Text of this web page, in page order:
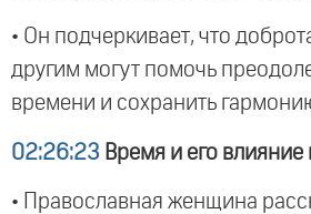
• Он подчеркивает, что
другим могут помочь
времени и сохранить
02:26:23 Время и его
• Православная женщина